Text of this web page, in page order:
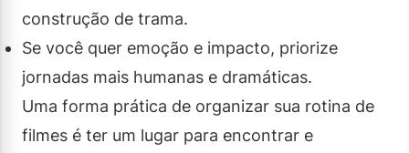
construção de trama.
Se você quer emoção e impacto, priorize
jornadas mais humanas e dramáticas.
Uma forma prática de organizar sua rotina de
filmes é ter um lugar para encontrar e